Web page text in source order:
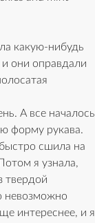
какую-нибудь
они оправдали
А все началось
форму рукава.
сшила на
я узнала,
твердой
невозможно
интереснее, и я